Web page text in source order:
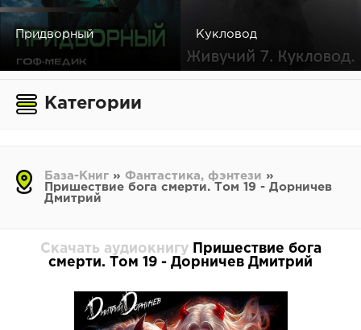
Придворный Кукловод
Категории
База-Книг » Фантастика, фэнтези »
Пришествие бога смерти. Том 19 - Дорничев
Дмитрий
Скачать аудиокнигу Пришествие бога
смерти. Том 19 - Дорничев Дмитрий